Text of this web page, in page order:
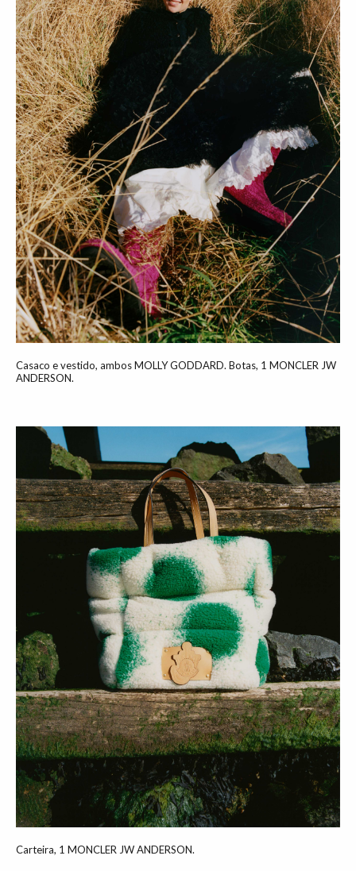
Casaco e vestido, ambos MOLLY GODDARD. Botas, 1 MONCLER JW
ANDERSON.
Carteira, 1 MONCLER JW ANDERSON.